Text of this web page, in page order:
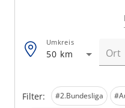
Filter: #2.Bundesliga
50 km
Umkreis